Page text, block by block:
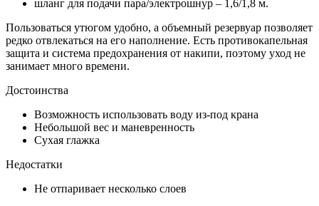
шланг для подачи пара/электрошнур – 1,6/1,8 м.
Пользоваться утюгом удобно, а объемный резервуар позволяет
редко отвлекаться на его наполнение. Есть противокапельная
защита и система предохранения от накипи, поэтому уход не
занимает много времени.
Достоинства
Возможность использовать воду из-под крана
Небольшой вес и маневренность
Сухая глажка
Недостатки
Не отпаривает несколько слоев